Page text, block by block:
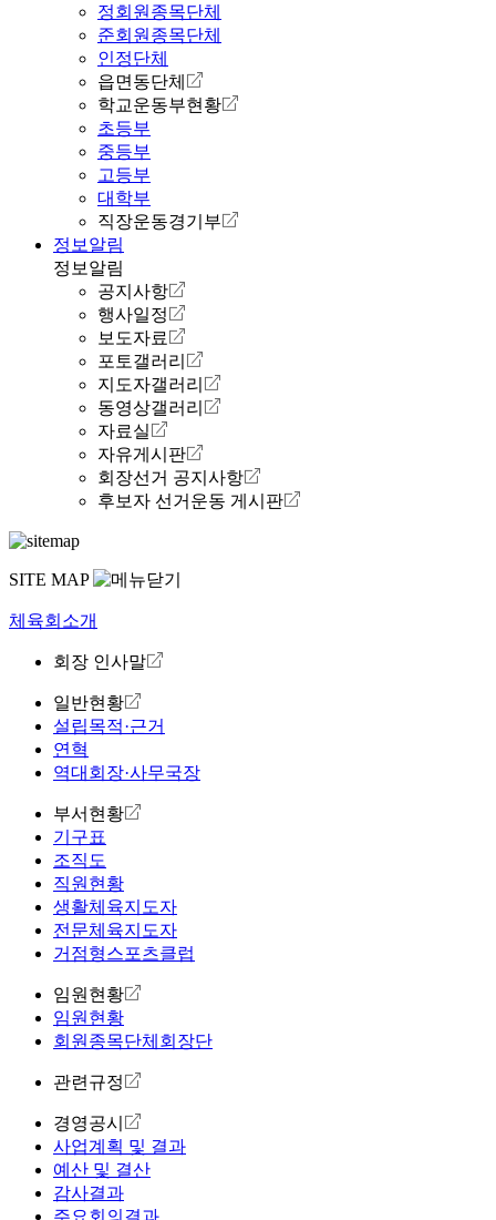
정회원종목단체
준회원종목단체
인정단체
읍면동단체
학교운동부현황
초등부
중등부
고등부
대학부
직장운동경기부
정보알림
정보알림
공지사항
행사일정
보도자료
포토갤러리
지도자갤러리
동영상갤러리
자료실
자유게시판
회장선거 공지사항
후보자 선거운동 게시판
SITE MAP
체육회소개
회장 인사말
일반현황
설립목적·근거
연혁
역대회장·사무국장
부서현황
기구표
조직도
직원현황
생활체육지도자
전문체육지도자
거점형스포츠클럽
임원현황
임원현황
회원종목단체회장단
관련규정
경영공시
사업계획 및 결과
예산 및 결산
감사결과
주요회의결과